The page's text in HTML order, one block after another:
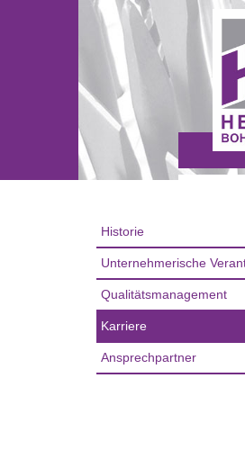
Historie
Unternehmerische
Qualitätsmanagement
Karriere
Ansprechpartner